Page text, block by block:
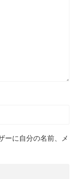
ーに自分の名前、メ